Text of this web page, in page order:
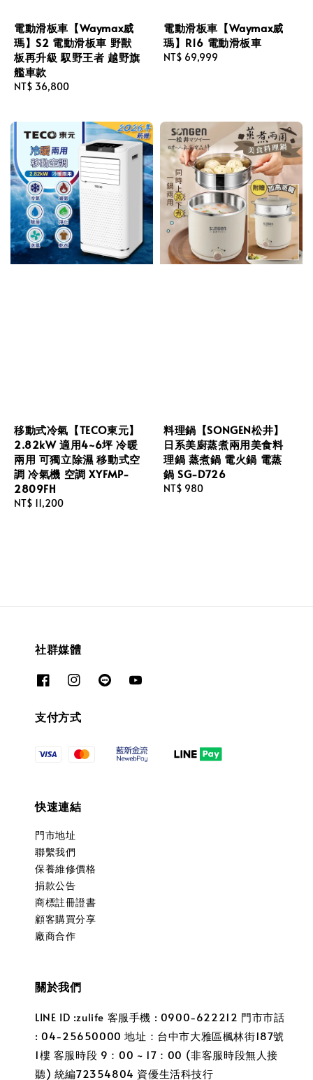
電動滑板車【Waymax威
瑪】S2 電動滑板車 野獸
板再升級 馭野王者 越野旗
艦車款
Regular
NT$ 36,800
電動滑板車【Waymax威
瑪】R16 電動滑板車
Regular
NT$ 69,999
移動式冷氣【TECO東元】
2.82kW 適用4~6坪 冷暖
兩用 可獨立除濕 移動式空
調 冷氣機 空調 XYFMP-
2809FH
Regular
NT$ 11,200
料理鍋【SONGEN松井】
日系美廚蒸煮兩用美食料
理鍋 蒸煮鍋 電火鍋 電蒸
鍋 SG-D726
Regular
NT$ 980
社群媒體
支付方式
快速連結
門市地址
聯繫我們
保養維修價格
捐款公告
商標註冊證書
顧客購買分享
廠商合作
關於我們
LINE ID :zulife 客服手機 : 0900-622212 門市市話
: 04-25650000 地址：台中市大雅區楓林街187號
1樓 客服時段 9：00 ~ 17：00 (非客服時段無人接
聽) 統編72354804 資優生活科技行